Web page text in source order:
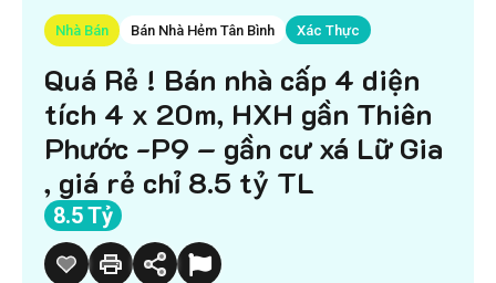
Nhà Bán Bán Nhà Hẻm Tân Bình Xác Thực
Quá Rẻ ! Bán nhà cấp 4 diện
tích 4 x 20m, HXH gần Thiên
Phước -P9 – gần cư xá Lữ Gia
, giá rẻ chỉ 8.5 tỷ TL
8.5 Tỷ